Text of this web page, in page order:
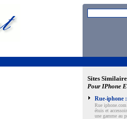
Sites
Pour IPhone
Rue-iphone
Rue iphone.com
étuis et
une gamme au